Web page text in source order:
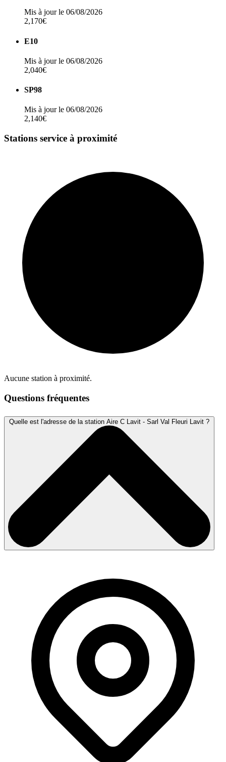
Mis à jour le 06/08/2026
2,170€
E10
Mis à jour le 06/08/2026
2,040€
SP98
Mis à jour le 06/08/2026
2,140€
Stations service à proximité
Aucune station à proximité.
Questions fréquentes
Quelle est l'adresse de la station Aire C Lavit - Sarl Val Fleuri Lavit ?